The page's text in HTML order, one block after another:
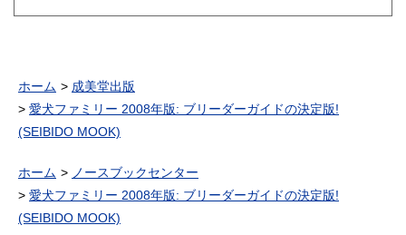
ホーム
成美堂出版
愛犬ファミリー 2008年版: ブリーダーガイドの決定版!
(SEIBIDO MOOK)
ホーム
ノースブックセンター
愛犬ファミリー 2008年版: ブリーダーガイドの決定版!
(SEIBIDO MOOK)